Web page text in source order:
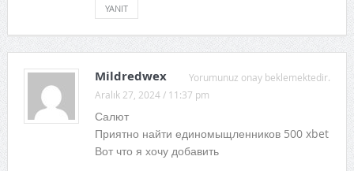
YANIT
Yorumunuz onay beklemektedir.
Mildredwex
Aralık 27, 2024 / 11:37 pm
Салют
Приятно найти единомыщленников 500 xbet
Вот что я хочу добавить